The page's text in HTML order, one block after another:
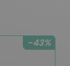
-43%